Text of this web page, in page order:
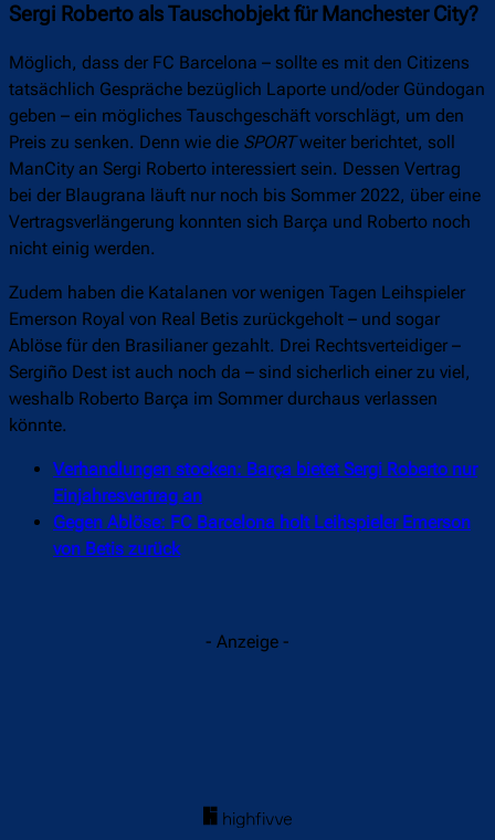
Sergi Roberto als Tauschobjekt für Manchester City?
Möglich, dass der FC Barcelona – sollte es mit den Citizens
tatsächlich Gespräche bezüglich Laporte und/oder Gündogan
geben – ein mögliches Tauschgeschäft vorschlägt, um den
Preis zu senken. Denn wie die SPORTweiter berichtet, soll
ManCity an Sergi Roberto interessiert sein. Dessen Vertrag
bei der Blaugrana läuft nur noch bis Sommer 2022, über eine
Vertragsverlängerung konnten sich Barça und Roberto noch
nicht einig werden.
Zudem haben die Katalanen vor wenigen Tagen Leihspieler
Emerson Royal von Real Betis zurückgeholt – und sogar
Ablöse für den Brasilianer gezahlt. Drei Rechtsverteidiger –
Sergiño Dest ist auch noch da – sind sicherlich einer zu viel,
weshalb Roberto Barça im Sommer durchaus verlassen
könnte.
Verhandlungen stocken: Barça bietet Sergi Roberto nur
Einjahresvertrag an
Gegen Ablöse: FC Barcelona holt Leihspieler Emerson
von Betis zurück
- Anzeige -